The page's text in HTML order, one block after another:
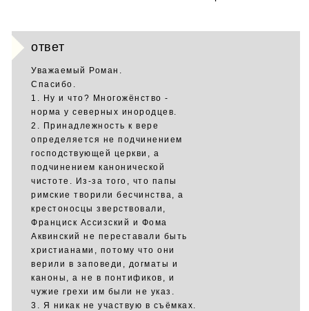
ответ
Уважаемый Роман.
Спасибо.
1. Ну и что? Многожёнство -
норма у северных инородцев.
2. Принадлежность к вере
определяется не подчинением
господствующей церкви, а
подчинением канонической
чистоте. Из-за того, что папы
римские творили бесчинства, а
крестоносцы зверствовали,
Франциск Ассизский и Фома
Аквинский не переставали быть
христианами, потому что они
верили в заповеди, догматы и
каноны, а не в понтификов, и
чужие грехи им были не указ.
3. Я никак не участвую в съёмках.